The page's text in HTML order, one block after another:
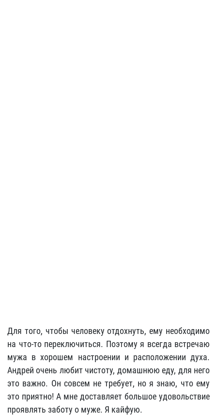
Для того, чтобы человеку отдохнуть, ему необходимо
на что-то переключиться. Поэтому я всегда встречаю
мужа в хорошем настроении и расположении духа.
Андрей очень любит чистоту, домашнюю еду, для него
это важно. Он совсем не требует, но я знаю, что ему
это приятно! А мне доставляет большое удовольствие
проявлять заботу о муже. Я кайфую.